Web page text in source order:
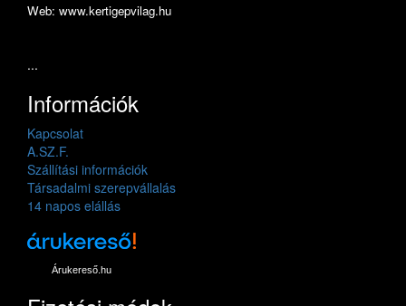
Web: www.kertigepvilag.hu
...
Információk
Kapcsolat
A.SZ.F.
Szállítási információk
Társadalmi szerepvállalás
14 napos elállás
Árukereső.hu